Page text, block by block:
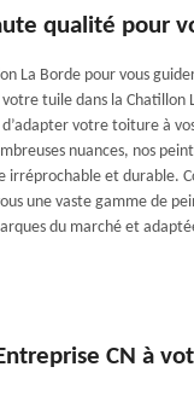
qualité pour
La Borde pour vous
tuile dans la Chatillon
votre toiture à
nuances, nos
et durable.
une vaste gamme de
du marché et
CN à